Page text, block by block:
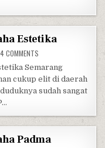
Estetika
4 COMMENTS ON PERUMAHAN
Semarang
cukup elit di daerah
sudah sangat
Padma